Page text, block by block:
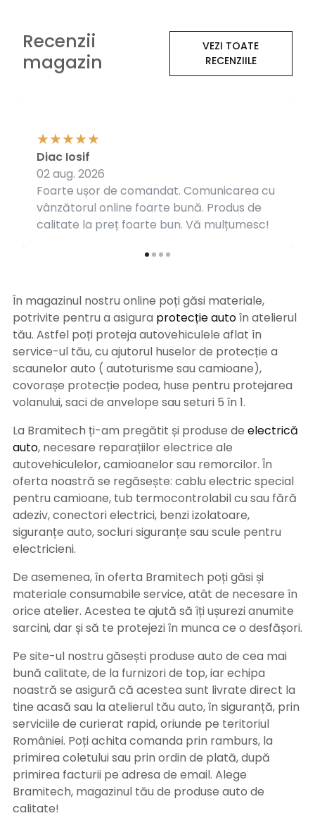
Recenzii
magazin
VEZI TOATE
RECENZIILE
Foarte ușor de comandat. Comunicarea cu
vânzătorul online foarte bună. Produs de
calitate la preț foarte bun. Vă mulțumesc!
Diac Iosif
02 aug. 2026
În magazinul nostru online poți găsi materiale,
potrivite pentru a asigura protecție autoîn atelierul
tău. Astfel poți proteja autovehiculele aflat în
service-ul tău, cu ajutorul huselor de protecție a
scaunelor auto ( autoturisme sau camioane),
covorașe protecție podea, huse pentru protejarea
volanului, saci de anvelope sau seturi 5 în 1.
La Bramitech ți-am pregătit și produse de electrică
auto, necesare reparațiilor electrice ale
autovehiculelor, camioanelor sau remorcilor. În
oferta noastră se regăsește: cablu electric special
pentru camioane, tub termocontrolabil cu sau fără
adeziv, conectori electrici, benzi izolatoare,
siguranțe auto, socluri siguranțe sau scule pentru
electricieni.
De asemenea, în oferta Bramitech poți găsi și
materiale consumabile service, atât de necesare în
orice atelier. Acestea te ajută să îți ușurezi anumite
sarcini, dar și să te protejezi în munca ce o desfășori.
Pe site-ul nostru găsești produse auto de cea mai
bună calitate, de la furnizori de top, iar echipa
noastră se asigură că acestea sunt livrate direct la
tine acasă sau la atelierul tău auto, în siguranță, prin
serviciile de curierat rapid, oriunde pe teritoriul
României. Poți achita comanda prin ramburs, la
primirea coletului sau prin ordin de plată, după
primirea facturii pe adresa de email. Alege
Bramitech, magazinul tău de produse auto de
calitate!